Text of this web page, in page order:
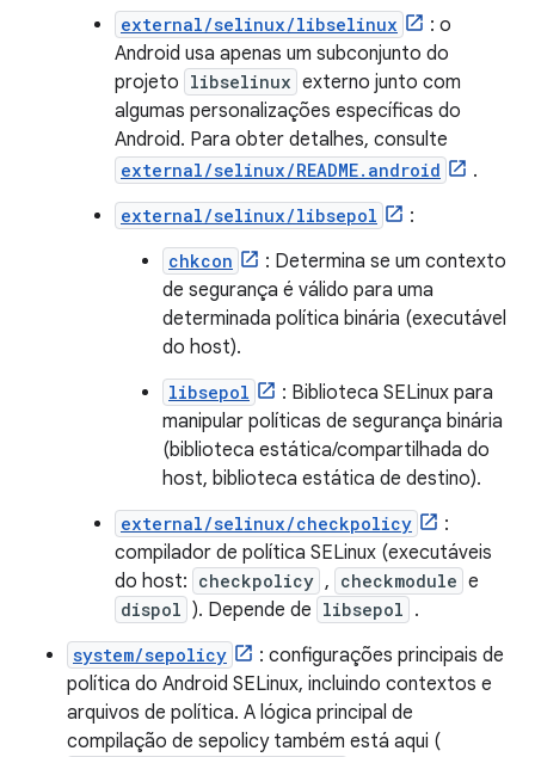
external/selinux/libselinux
: o
Android usa apenas um subconjunto do
projeto libselinux externo junto com
algumas personalizações específicas do
Android. Para obter detalhes, consulte
external/selinux/README.android .
external/selinux/libsepol :
chkcon
: Determina se um contexto
de segurança é válido para uma
determinada política binária (executável
do host).
libsepol
: Biblioteca SELinux para
manipular políticas de segurança binária
(biblioteca estática/compartilhada do
host, biblioteca estática de destino).
external/selinux/checkpolicy
:
compilador de política SELinux (executáveis ​​
do host: checkpolicy , checkmodule e
dispol ). Depende de libsepol .
system/sepolicy
: configurações principais de
política do Android SELinux, incluindo contextos e
arquivos de política. A lógica principal de
compilação de sepolicy também está aqui (